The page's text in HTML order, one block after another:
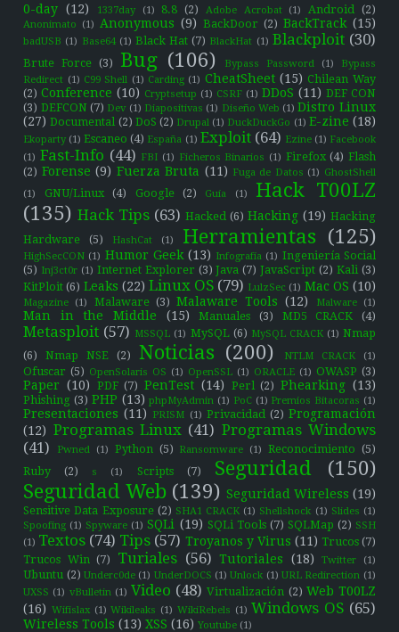
0-day (12) 1337day (1) 8.8 (2) Adobe Acrobat (1) Android (2)
Anonimato (1) Anonymous (9) BackDoor (2) BackTrack (15)
badUSB (1) Base64 (1) Black Hat (7) BlackHat (1) Blackploit (30)
Brute Force (3) Bug (106) Bypass Password (1)
Bypass
Redirect (1) C99 Shell (1) Carding (1) CheatSheet (15) Chilean Way
(2) Conference (10) Cryptsetup (1) CSRF (1) DDoS (11) DEF CON
(3) DEFCON (7) Dev (1) Diapositivas (1) Diseño Web (1) Distro Linux
(27) Documental (2) DoS (2) Drupal (1) DuckDuckGo (1) E-zine (18)
Ekoparty (1) Escaneo (4) España (1) Exploit (64) Ezine (1) Facebook
(1) Fast-Info (44) FBI (1) Ficheros Binarios (1) Firefox (4) Flash
(2) Forense (9) Fuerza Bruta (11) Fuga de Datos (1) GhostShell
(1)
GNU/Linux (4) Google (2) Guía (1)
Hack T00LZ
(135) Hack Tips (63) Hacked (6) Hacking (19) Hacking
Hardware
(5) HashCat (1) Herramientas (125)
HighSecCON (1) Humor Geek (13) Infografía (1) Ingeniería Social
(5) Inj3ct0r (1) Internet Explorer (3) Java (7) JavaScript (2) Kali (3)
KitPloit (6) Leaks (22) Linux OS (79) LulzSec (1) Mac OS (10)
Magazine (1) Malaware (3) Malaware Tools (12) Malware (1)
Man in the Middle (15) Manuales (3) MD5 CRACK (4)
Metasploit (57) MSSQL (1) MySQL (6) MySQL CRACK (1) Nmap
(6)
Nmap NSE (2) Noticias (200) NTLM CRACK (1)
Ofuscar (5) OpenSolaris OS (1) OpenSSL (1) ORACLE (1) OWASP (3)
Paper (10) PDF (7) PenTest (14) Perl (2) Phearking (13)
Phishing (3) PHP (13) phpMyAdmin (1) PoC (1) Premios Bitacoras (1)
Presentaciones (11) PRISM (1) Privacidad (2) Programación
(12) Programas Linux (41) Programas Windows
(41)
Pwned (1) Python (5) Ransomware (1) Reconocimiento (5)
Ruby
(2) s (1) Scripts (7) Seguridad
(150)
Seguridad Web (139) Seguridad Wireless (19)
Sensitive Data Exposure (2) SHA1 CRACK (1) Shellshock (1) Slides (1)
Spoofing (1) Spyware (1) SQLi (19) SQLi Tools (7) SQLMap (2) SSH
(1) Textos (74) Tips (57) Troyanos y Virus (11) Trucos (7)
Trucos Win (7) Turiales (56) Tutoriales (18) Twitter (1)
Ubuntu (2) Underc0de (1) UnderDOCS (1) Unlock (1) URL Redirection (1)
UXSS (1) vBulletin (1) Video (48) Virtualización (2) Web T00LZ
(16) Wifislax (1) Wikileaks (1) WikiRebels (1) Windows OS (65)
Wireless Tools (13) XSS (16) Youtube (1)